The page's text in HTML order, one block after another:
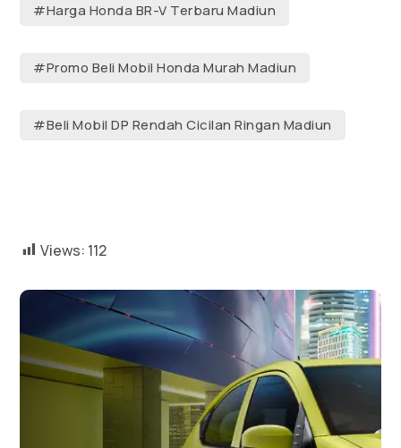
#Harga Honda BR-V Terbaru Madiun
#Promo Beli Mobil Honda Murah Madiun
#Beli Mobil DP Rendah Cicilan Ringan Madiun
Views: 112